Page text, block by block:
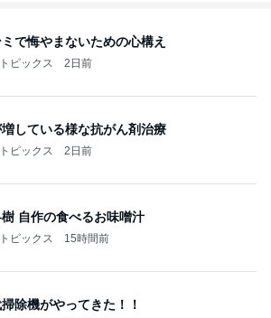
で悔やまないための心構え
ピックス 2日前
している様な抗がん剤治療
ピックス 2日前
自作の食べるお味噌汁
ピックス 15時間前
除機がやってきた！！